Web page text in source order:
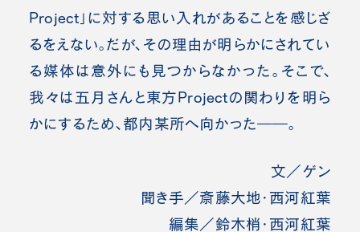
Project」に対する思い入れがあることを感じざ
るをえない。だが、その理由が明らかにされてい
る媒体は意外にも見つからなかった。そこで、
我々は五月さんと東方Projectの関わりを明ら
かにするため、都内某所へ向かった――。
文／ゲン
聞き手／斎藤大地・西河紅葉
編集／鈴木梢・西河紅葉